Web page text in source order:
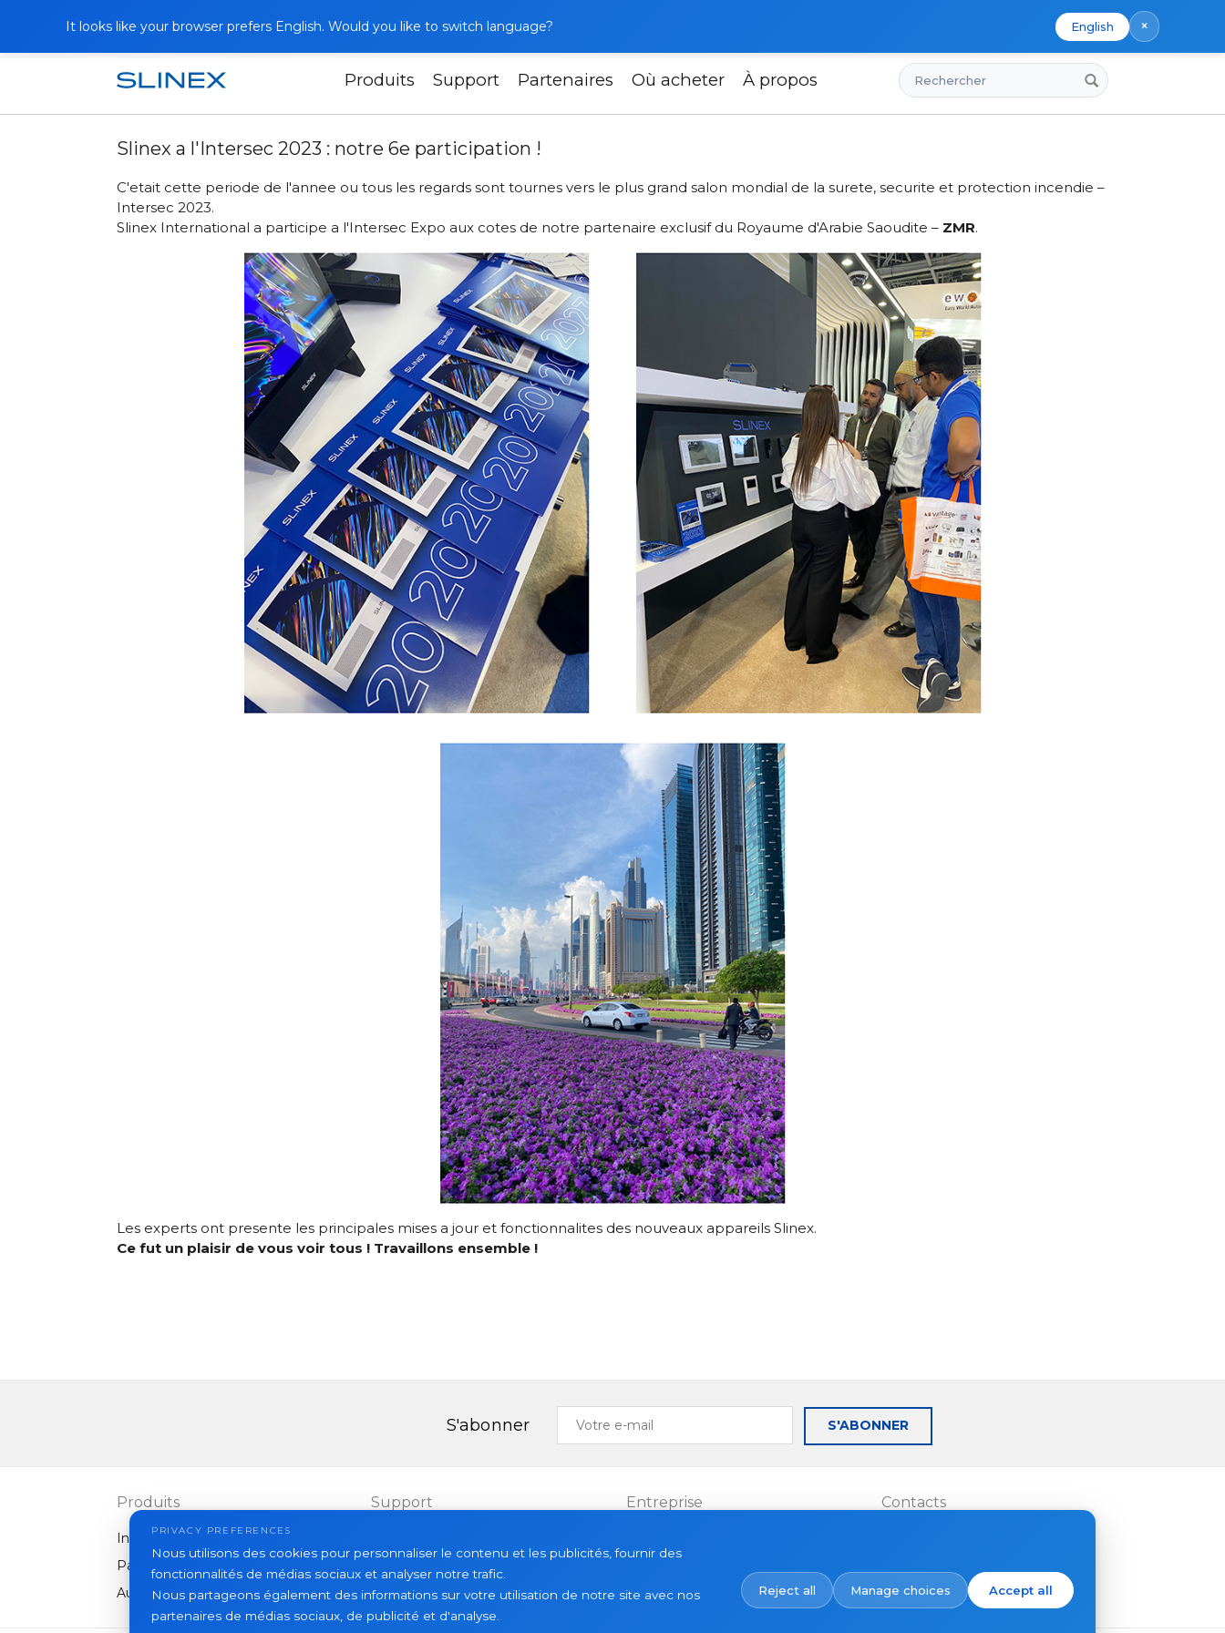
It looks like your browser prefers English. Would you like to switch language? English ×
Produits Support Partenaires Où acheter À propos Rechercher
Accueil Actualités Slinex a l'Intersec 2023 : notre 6e participation !
Slinex a l'Intersec 2023 : notre 6e participation !
C'etait cette periode de l'annee ou tous les regards sont tournes vers le plus grand salon mondial de la surete, securite et protection incendie –
Intersec 2023.
Slinex International a participe a l'Intersec Expo aux cotes de notre partenaire exclusif du Royaume d'Arabie Saoudite – ZMR.
Les experts ont presente les principales mises a jour et fonctionnalites des nouveaux appareils Slinex.
Ce fut un plaisir de vous voir tous ! Travaillons ensemble !
S'abonner
Votre
S'ABONNER
Produits
Interphones vidéo
Panneaux extérieurs
Autres équipements
Support Entreprise
Actualités
Contacts
PRIVACY PREFERENCES
Nous utilisons des cookies pour personnaliser le contenu et les publicités, fournir des
fonctionnalités de médias sociaux et analyser notre trafic.
Nous partageons également des informations sur votre utilisation de notre site avec nos
partenaires de médias sociaux, de publicité et d'analyse.
Reject all Manage choices Accept all